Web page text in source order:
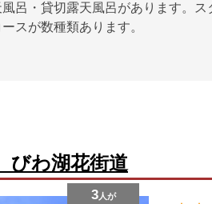
呂・貸切露天風呂があります。ス
スが数種類あります。
わ湖花街道
3人が